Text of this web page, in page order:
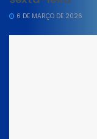
6 DE MARÇO DE 2026